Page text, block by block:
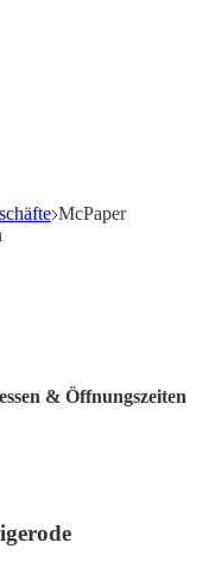
McPaper
& Öffnungszeiten